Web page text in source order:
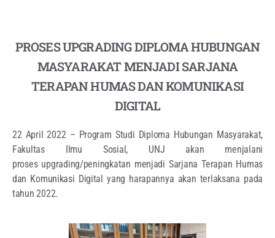
PROSES UPGRADING DIPLOMA HUBUNGAN
MASYARAKAT MENJADI SARJANA
TERAPAN HUMAS DAN KOMUNIKASI
DIGITAL
22 April 2022 – Program Studi Diploma Hubungan Masyarakat,
Fakultas Ilmu Sosial, UNJ akan menjalani
proses upgrading/peningkatan menjadi Sarjana Terapan Humas
dan Komunikasi Digital yang harapannya akan terlaksana pada
tahun 2022.